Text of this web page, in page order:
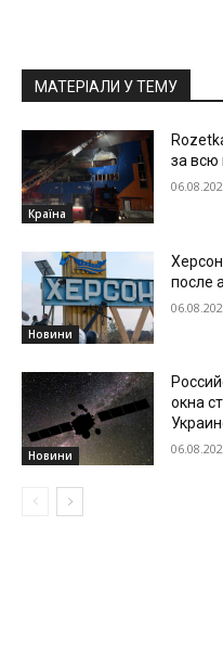
МАТЕРІАЛИ У ТЕМУ
Країна
за всю
Новини
после
Новини
окна